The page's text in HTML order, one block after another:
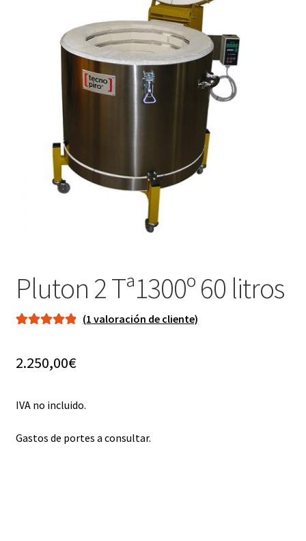
Pluton 2 Tª1300º 60 litros
base a
un cliente
(1 valoración de cliente)
2.250,00€
IVA no incluido.
Gastos de portes a consultar.